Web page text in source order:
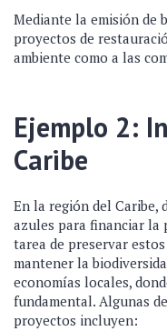
Mediante la emisión de
proyectos de
ambiente como a las
Ejemplo 2:
Caribe
En la región del Caribe,
azules para financiar la
tarea de preservar
mantener la
economías locales,
fundamental. Algunas
proyectos incluyen: